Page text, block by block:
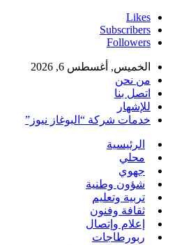
Likes
Subscribers
Followers
الخميس, أغسطس 6, 2026
من نحن
اتصل بنا
للإشهار
خدمات شركة “البوغاز نيوز”
الرئيسية
محلي
جهوي
شؤون وطنية
تربية وتعليم
ثقافة وفنون
إعلام وإتصال
ربورطاجات